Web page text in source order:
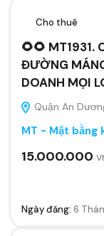
Cho thuê
🌻🌻 MT1931.
ĐƯỜNG
DOANH MỌI
Quận An
MT - Mặt bằng
15.000.000
Ngày đăng: 6